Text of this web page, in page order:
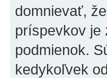
domnievať,
príspevkov je
podmienok.
kedykoľvek